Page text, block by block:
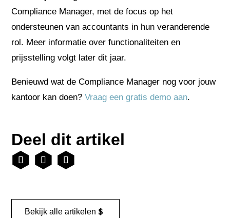
Compliance Manager, met de focus op het
ondersteunen van accountants in hun veranderende
rol. Meer informatie over functionaliteiten en
prijsstelling volgt later dit jaar.
Benieuwd wat de Compliance Manager nog voor jouw
kantoor kan doen?Vraag een gratis demo aan.
Deel dit artikel
Bekijk alle artikelen